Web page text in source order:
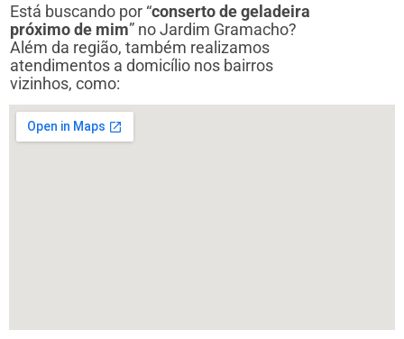
Está buscando por “conserto de geladeira
próximo de mim” no Jardim Gramacho?
Além da região, também realizamos
atendimentos a domicílio nos bairros
vizinhos, como: